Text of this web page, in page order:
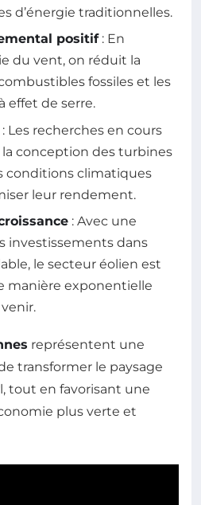
d’énergie traditionnelles.
positif: En
du vent, on réduit la
fossiles et les
effet de serre.
: Les recherches en cours
conception des turbines
conditions climatiques
leur rendement.
: Avec une
investissements dans
le secteur éolien est
manière exponentielle
représentent une
transformer le paysage
tout en favorisant une
plus verte et